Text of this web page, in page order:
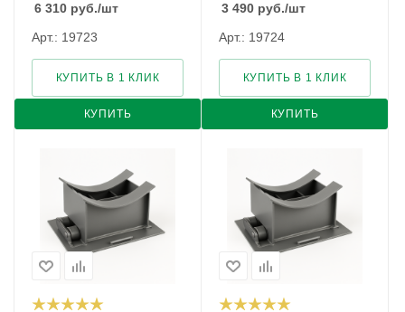
6 310 руб./шт
Арт.: 19723
КУПИТЬ
КУПИТЬ В 1 КЛИК
3 490 руб./шт
Арт.: 19724
КУПИТЬ
КУПИТЬ В 1 КЛИК